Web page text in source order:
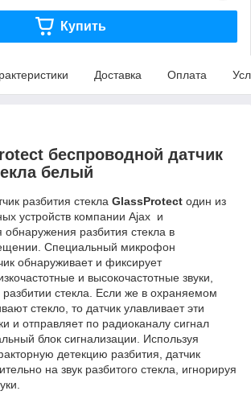
Купить
Доставка Оплата
беспроводной датчик
белый
разбития стекла GlassProtect один из
устройств компании Ajax и
обнаружения разбития стекла в
Специальный микрофон
обнаруживает и фиксирует
и высокочастотные звуки,
стекла. Если же в охраняемом
стекло, то датчик улавливает эти
и отправляет по радиоканалу сигнал
блок сигнализации. Используя
детекцию разбития, датчик
на звук разбитого стекла, игнорируя